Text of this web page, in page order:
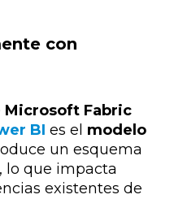
con
Microsoft Fabric
BI es el modelo
un esquema
lo que impacta
existentes de